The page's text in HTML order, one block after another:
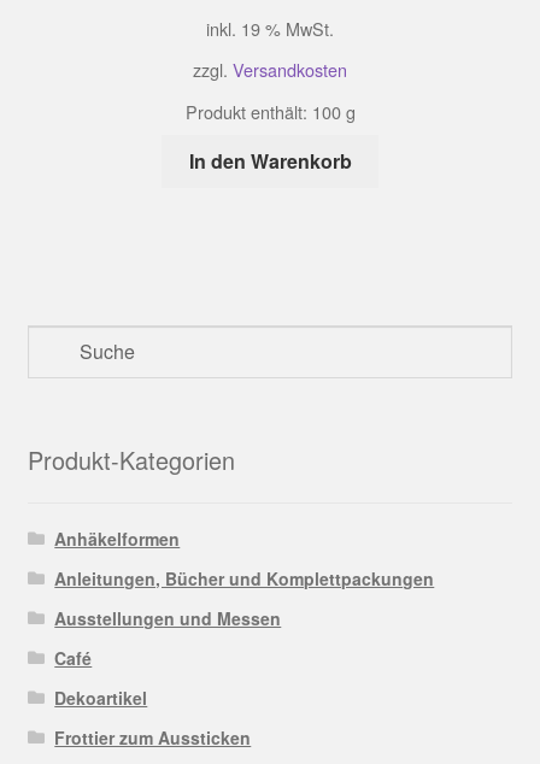
inkl. 19 % MwSt.
zzgl. Versandkosten
Produkt enthält: 100g
In den Warenkorb
Produkt-Kategorien
Anhäkelformen
Anleitungen, Bücher und Komplettpackungen
Ausstellungen und Messen
Café
Dekoartikel
Frottier zum Aussticken